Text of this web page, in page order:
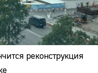
реконструкция